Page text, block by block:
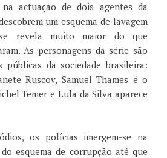
na actuação de dois agentes da
um esquema de lavagem
revela muito maior do que
As personagens da série são
públicas da sociedade brasileira:
Ruscov, Samuel Thames é o
Temer e Lula da Silva aparece
os polícias imergem-se na
esquema de corrupção até que